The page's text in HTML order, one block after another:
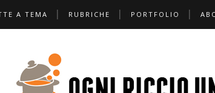
A TEMA RUBRICHE PORTFOLIO